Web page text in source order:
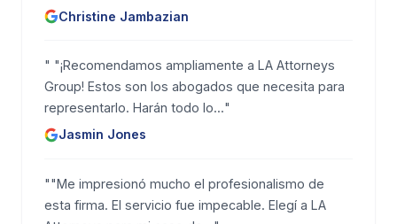
Christine Jambazian
" "¡Recomendamos ampliamente a LA Attorneys
Group! Estos son los abogados que necesita para
representarlo. Harán todo lo..."
Jasmin Jones
""Me impresionó mucho el profesionalismo de
esta firma. El servicio fue impecable. Elegí a LA